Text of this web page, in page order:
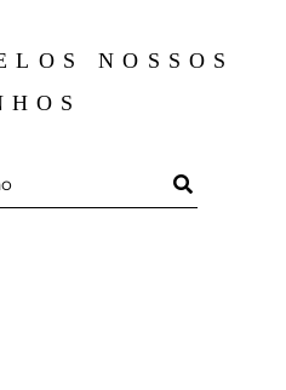
NOSSOS